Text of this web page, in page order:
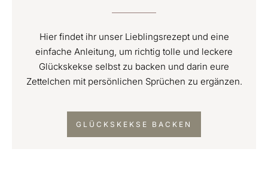
Hier findet ihr unser Lieblingsrezept und eine
einfache Anleitung, um richtig tolle und leckere
Glückskekse selbst zu backen und darin eure
Zettelchen mit persönlichen Sprüchen zu ergänzen.
GLÜCKSKEKSE BACKEN